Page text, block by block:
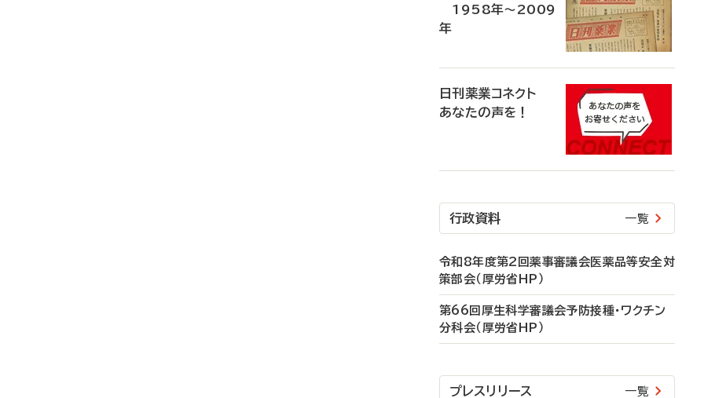
1958年～2009
年
日刊薬業コネクト
あなたの声を！
行政資料 一覧
令和8年度第2回薬事審議会医薬品等安全対
策部会（厚労省HP）
第66回厚生科学審議会予防接種・ワクチン
分科会（厚労省HP）
プレスリリース 一覧